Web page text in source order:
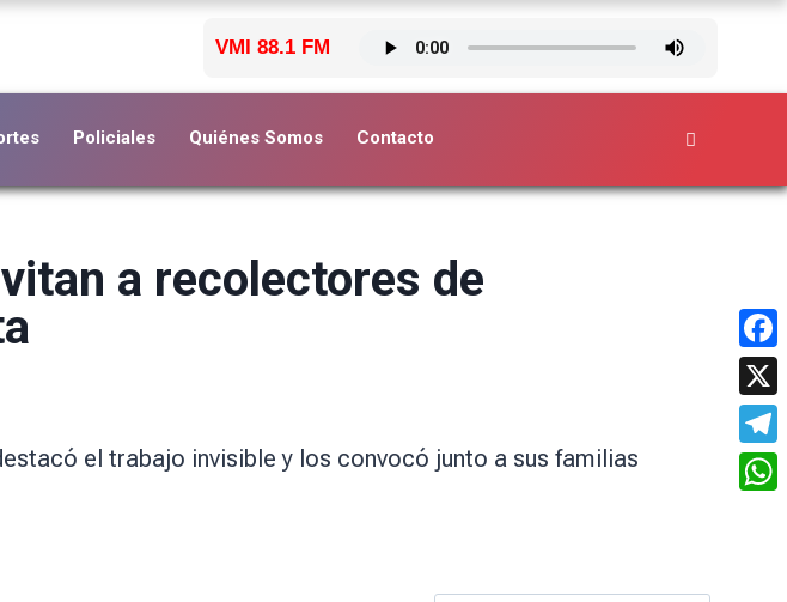
VMI 88.1 FM
Policiales Quiénes Somos Contacto
a recolectores de
el trabajo invisible y los convocó junto a sus familias
X